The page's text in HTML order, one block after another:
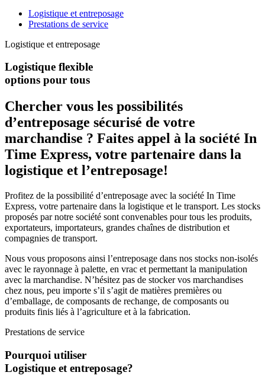
Logistique et entreposage
Prestations de service
Logistique et entreposage
Logistique flexible
options pour tous
Chercher vous les possibilités
d’entreposage sécurisé de votre
marchandise ? Faites appel à la société In
Time Express, votre partenaire dans la
logistique et l’entreposage!
Profitez de la possibilité d’entreposage avec la société In Time
Express, votre partenaire dans la logistique et le transport. Les stocks
proposés par notre société sont convenables pour tous les produits,
exportateurs, importateurs, grandes chaînes de distribution et
compagnies de transport.
Nous vous proposons ainsi l’entreposage dans nos stocks non-isolés
avec le rayonnage à palette, en vrac et permettant la manipulation
avec la marchandise. N’hésitez pas de stocker vos marchandises
chez nous, peu importe s’il s’agit de matières premières ou
d’emballage, de composants de rechange, de composants ou
produits finis liés à l’agriculture et à la fabrication.
Prestations de service
Pourquoi utiliser
Logistique et entreposage?